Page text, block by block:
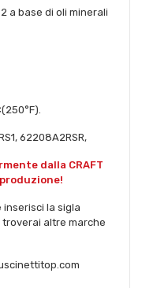
a base di oli minerali
62208A2RSR,
dalla CRAFT
inserisci la sigla
altre marche